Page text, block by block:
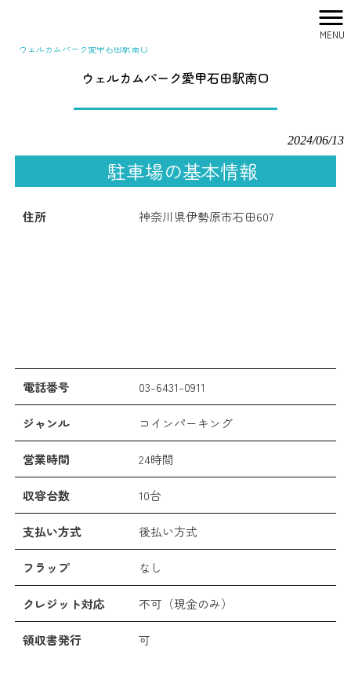
MENU
ウェルカムパーク愛甲石田駅南口
ウェルカムパーク愛甲石田駅南口
2024/06/13
駐車場の基本情報
住所 神奈川県伊勢原市石田607
電話番号 03-6431-0911
ジャンル コインパーキング
営業時間 24時間
収容台数 10台
支払い方式 後払い方式
フラップ なし
クレジット対応 不可（現金のみ）
領収書発行 可